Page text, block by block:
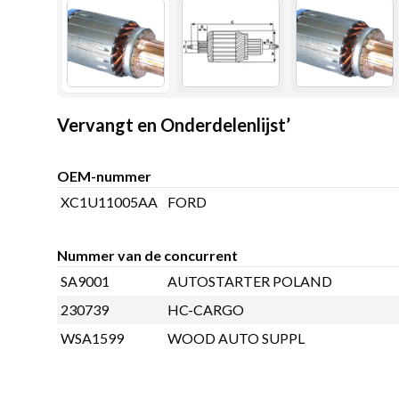
Vervangt en Onderdelenlijst’
OEM-nummer
XC1U11005AA
FORD
Nummer van de concurrent
SA9001
AUTOSTARTER POLAND
230739
HC-CARGO
WSA1599
WOOD AUTO SUPPL